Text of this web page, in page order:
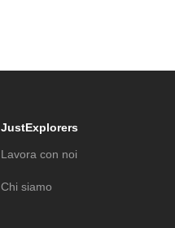
JustExplorers
Lavora con noi
Chi siamo